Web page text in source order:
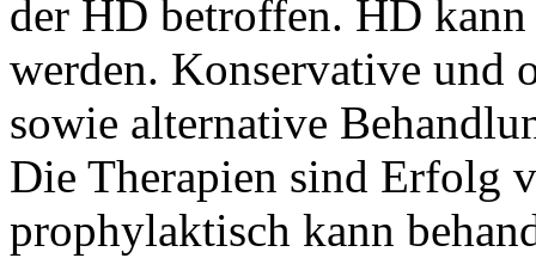
der HD betroffen. HD
werden. Konservative und
sowie alternative
Die Therapien sind Erfolg
prophylaktisch kann